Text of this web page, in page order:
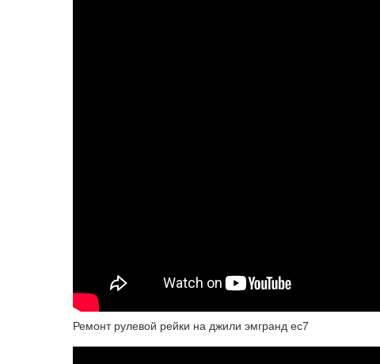
Ремонт рулевой рейки на джили эмгранд ес7